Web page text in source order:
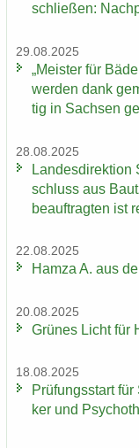
schlie­ßen:
29.08.2025
„Meis­ter für
wer­den dank
tig in Sach­sen
28.08.2025
schluss aus
be­auf­trag­ten ist
22.08.2025
Hamza A. aus
20.08.2025
Grü­nes Licht für
18.08.2025
Prü­fungs­start
ker und